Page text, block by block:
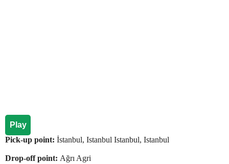
Play
Pick-up point: İstanbul, Istanbul Istanbul, Istanbul
Drop-off point: Ağrı Agri